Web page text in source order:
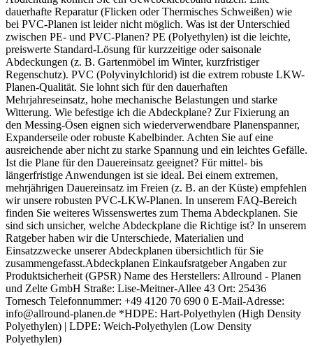
dauerhafte Reparatur (Flicken oder Thermisches Schweißen) wie
bei PVC-Planen ist leider nicht möglich. Was ist der Unterschied
zwischen PE- und PVC-Planen? PE (Polyethylen) ist die leichte,
preiswerte Standard-Lösung für kurzzeitige oder saisonale
Abdeckungen (z. B. Gartenmöbel im Winter, kurzfristiger
Regenschutz). PVC (Polyvinylchlorid) ist die extrem robuste LKW-
Planen-Qualität. Sie lohnt sich für den dauerhaften
Mehrjahreseinsatz, hohe mechanische Belastungen und starke
Witterung. Wie befestige ich die Abdeckplane? Zur Fixierung an
den Messing-Ösen eignen sich wiederverwendbare Planenspanner,
Expanderseile oder robuste Kabelbinder. Achten Sie auf eine
ausreichende aber nicht zu starke Spannung und ein leichtes Gefälle.
Ist die Plane für den Dauereinsatz geeignet? Für mittel- bis
längerfristige Anwendungen ist sie ideal. Bei einem extremen,
mehrjährigen Dauereinsatz im Freien (z. B. an der Küste) empfehlen
wir unsere robusten PVC-LKW-Planen. In unserem FAQ-Bereich
finden Sie weiteres Wissenswertes zum Thema Abdeckplanen. Sie
sind sich unsicher, welche Abdeckplane die Richtige ist? In unserem
Ratgeber haben wir die Unterschiede, Materialien und
Einsatzzwecke unserer Abdeckplanen übersichtlich für Sie
zusammengefasst.Abdeckplanen Einkaufsratgeber Angaben zur
Produktsicherheit (GPSR) Name des Herstellers: Allround - Planen
und Zelte GmbH Straße: Lise-Meitner-Allee 43 Ort: 25436
Tornesch Telefonnummer: +49 4120 70 690 0 E-Mail-Adresse:
info@allround-planen.de *HDPE: Hart-Polyethylen (High Density
Polyethylen) | LDPE: Weich-Polyethylen (Low Density
Polyethylen)